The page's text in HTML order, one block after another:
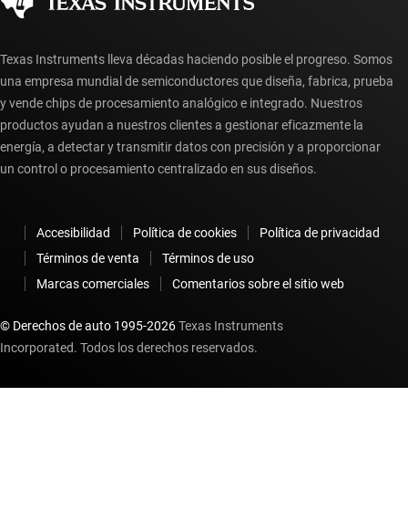
Preguntas frecuentes sobre la cuenta myTI
Texas Instruments lleva décadas haciendo posible el progreso. Somos
una empresa mundial de semiconductores que diseña, fabrica, prueba
y vende chips de procesamiento analógico e integrado. Nuestros
productos ayudan a nuestros clientes a gestionar eficazmente la
energía, a detectar y transmitir datos con precisión y a proporcionar
un control o procesamiento centralizado en sus diseños.
Accesibilidad Política de cookies
Política de privacidad
Términos de venta
Términos de uso
Marcas comerciales
Comentarios sobre el sitio web
© Derechos de auto 1995-2026Texas Instruments
Incorporated. Todos los derechos reservados.